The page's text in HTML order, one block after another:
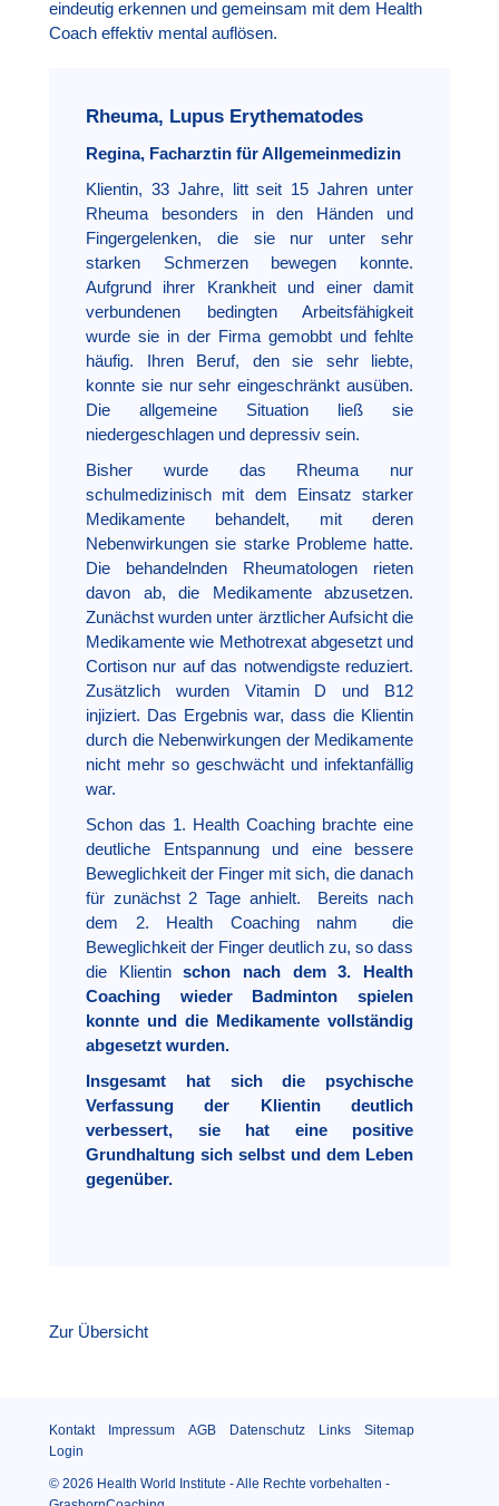
eindeutig erkennen und gemeinsam mit dem Health
Coach effektiv mental auflösen.
Rheuma, Lupus Erythematodes
Regina, Facharztin für Allgemeinmedizin
Klientin, 33 Jahre, litt seit 15 Jahren unter
Rheuma besonders in den Händen und
Fingergelenken, die sie nur unter sehr
starken Schmerzen bewegen konnte.
Aufgrund ihrer Krankheit und einer damit
verbundenen bedingten Arbeitsfähigkeit
wurde sie in der Firma gemobbt und fehlte
häufig. Ihren Beruf, den sie sehr liebte,
konnte sie nur sehr eingeschränkt ausüben.
Die allgemeine Situation ließ sie
niedergeschlagen und depressiv sein.
Bisher wurde das Rheuma nur
schulmedizinisch mit dem Einsatz starker
Medikamente behandelt, mit deren
Nebenwirkungen sie starke Probleme hatte.
Die behandelnden Rheumatologen rieten
davon ab, die Medikamente abzusetzen.
Zunächst wurden unter ärztlicher Aufsicht die
Medikamente wie Methotrexat abgesetzt und
Cortison nur auf das notwendigste reduziert.
Zusätzlich wurden Vitamin D und B12
injiziert. Das Ergebnis war, dass die Klientin
durch die Nebenwirkungen der Medikamente
nicht mehr so geschwächt und infektanfällig
war.
Schon das 1. Health Coaching brachte eine
deutliche Entspannung und eine bessere
Beweglichkeit der Finger mit sich, die danach
für zunächst 2 Tage anhielt. Bereits nach
dem 2. Health Coaching nahm die
Beweglichkeit der Finger deutlich zu, so dass
die Klientinschon nach dem 3. Health
Coaching wieder Badminton spielen
konnte und die Medikamente vollständig
abgesetzt wurden.
Insgesamt hat sich die psychische
Verfassung der Klientin deutlich
verbessert, sie hat eine positive
Grundhaltung sich selbst und dem Leben
gegenüber.
Zur Übersicht
Kontakt Impressum AGB Datenschutz Links
Sitemap
Login
© 2026 Health World Institute - Alle Rechte vorbehalten -